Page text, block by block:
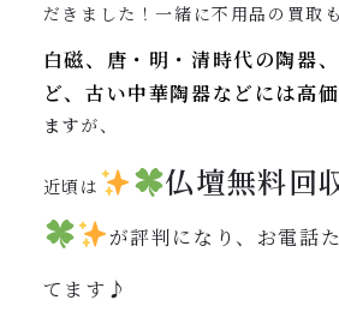
だきました！一緒に不用品の買取も
白磁、唐・明・清時代の陶器
ど、古い中華陶器などには高
ますが、
近頃は 仏壇無料回
が評判になり、お電話
てます ♪